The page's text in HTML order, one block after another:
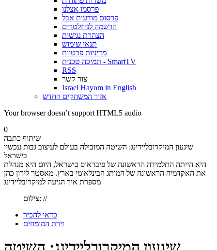
פרסמו אצלנו
פרסום מודעות אבל
הרשמה לניוזלטרים
הצהרת נגישות
תנאי שימוש
מדיניות פרטיות
תמיכה טכנית - SmartTV
RSS
צור קשר
Israel Hayom in English
אזור המשחקים החדש
Your browser doesn’t support HTML5 audio
0
שיתוף כתבה
שיגעון המיקרובליידינג: השיטה המובילה בעולם לעיצוב גבות עכשיו
בישראל
היא הייתה התלמידה הראשונה של פיבראוס בישראל, היום היא מנהלת
את האקדמיה הראשונה של המותג הבינלאומי בארץ. מאסטר לירון כהן
מספרת איך הגיעה למיקרובליידינג
צילום: //
כדאי להכיר
זירת המומחים